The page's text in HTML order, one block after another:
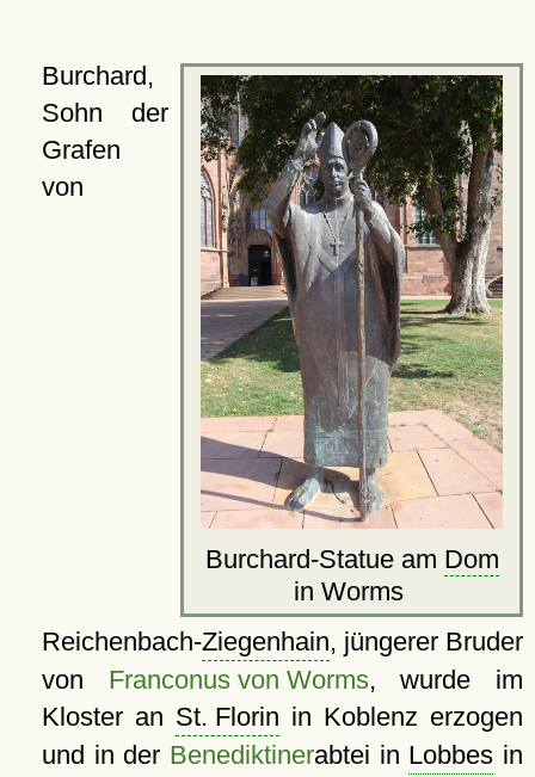
Burchard-Statue am Dom
in Worms
Burchard,
Sohn der
Grafen
von
Reichenbach-Ziegenhain, jüngerer Bruder
von Franconus von Worms, wurde im
Kloster an St. Florin in Koblenz erzogen
und in der Benediktinerabtei in Lobbes in